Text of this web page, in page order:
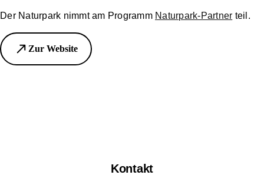
Der Naturpark nimmt am Programm Naturpark-Partner teil.
Zur Website
Kontakt